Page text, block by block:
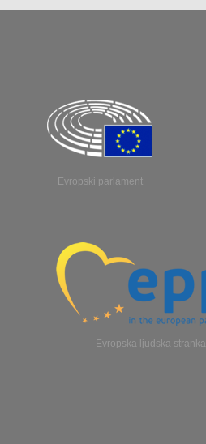
Evropski parlament
Evropska ljudska stranka